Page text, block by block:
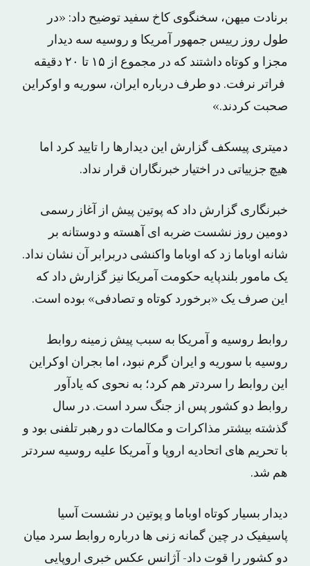
برنادت میهن، سخنگوی کاخ سفید توضیح داد: «در
طول روز رییس جمهور آمریکا و روسیه سه دیدار
مجزا و کوتاه داشتند که در مجموع از ۱۵ تا ۲۰ دقیقه
فراتر نرفت. دو طرف درباره ایران، سوریه و اوکراین
صحبت کردند.»
دمیتری پیسکف گزارش این دیدارها را تایید کرد اما
هیچ جزییاتی در اختیار خبرنگاران قرار نداد.
خبرنگاری گزارش داد که پوتین پیش از آغاز رسمی
دومین روز نشست ضربه ای آهسته و دوستانه بر
شانه اوباما زد که اوباما واکنشی دربرابر آن نشان نداد.
یک مامور بلندپایه حکومت آمریکا نیز گزارش داد که
این صرف یک «برخورد کوتاه و تصادفی» بوده است.
روابط روسیه و آمریکا به سبب پیش زمینه روابط
روسیه با سوریه و ایران گرم نبود، اما بجران اوکراین
این روابط را سردتر هم کرد؛ به نحوی که یادآور
روابط دو کشور پس از جنگ سرد است. در سال
گذشته بیشتر مذاکرات و مکالمات دو رهبر تلفنی بود و
با تحریم های اتحادیه اروپا و آمریکا علیه روسیه سردتر
هم شد.
دیدار بسیار کوتاه اوباما و پوتین در نشست آسیا
پاسیفیک در چین گمانه زنی ها درباره روابط سرد میان
دو کشور را قوت داد- آژانس عکس خبری اروپایی